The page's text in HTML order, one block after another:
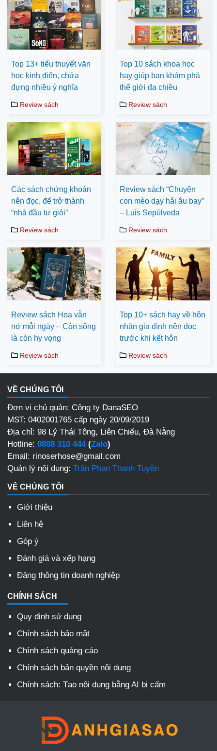
Top 13+ tiểu thuyết văn
học kinh điển, chứa
đựng nhiều ý nghĩa
Review sách
Top 10 sách khoa học
hay giúp bạn khám phá
thế giới đa chiều
Review sách
Các sách chứng khoán
nên đọc, để trở thành
“nhà đầu tư giỏi”
Review sách
Review sách “Chuyện
con mèo dạy hải âu bay”
– Luis Sepúlveda
Review sách
Review sách Hoa vẫn
nở mỗi ngày – Còn sống
là còn hy vọng
Review sách
Top 10+ sách hay về hôn
nhân gia đình nên đọc
trước khi kết hôn
Review sách
VỀ CHÚNG TÔI
Đơn vị chủ quản: Công ty DanaSEO
MST: 0402001765 cấp ngày 20/09/2019
Địa chỉ: 98 Lý Thái Tông, Liên Chiểu, Đà Nẵng
Hotline: 0888 310 444(Zalo)
Email: rinoserhose@gmail.com
Quản lý nội dung: Trần Phan Thanh Tuyền
VỀ CHÚNG TÔI
Giới thiệu
Liên hệ
Góp ý
Đánh giá và xếp hạng
Đăng thông tin doanh nghiệp
CHÍNH SÁCH
Quy định sử dụng
Chính sách bảo mật
Chính sách quảng cáo
Chính sách bản quyền nội dung
Chính sách: Tạo nội dung bằng AI bị cấm